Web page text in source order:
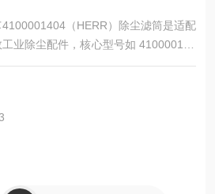
（HERR）除尘滤筒是适配
业除尘配件，核心型号如 410000140
），以进口东丽聚酯纤维为基布，覆
严苛工况。